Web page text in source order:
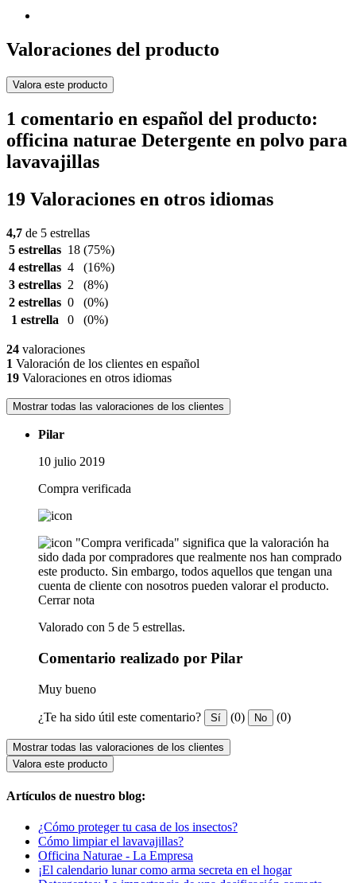
Valoraciones del producto
Valora este producto
1 comentario en español del producto:
officina naturae Detergente en polvo para
lavavajillas
19 Valoraciones en otros idiomas
4,7 de 5 estrellas
5 estrellas 18 (75%)
4 estrellas 4
(16%)
3 estrellas 2
(8%)
2 estrellas 0
(0%)
1 estrella
0 (0%)
24 valoraciones
1 Valoración de los clientes en español
19 Valoraciones en otros idiomas
Mostrar todas las valoraciones de los clientes
Pilar
10 julio 2019
Compra verificada
"Compra verificada" significa que la valoración ha
sido dada por compradores que realmente nos han comprado
este producto. Sin embargo, todos aquellos que tengan una
cuenta de cliente con nosotros pueden valorar el producto.
Cerrar nota
Valorado con 5 de 5 estrellas.
Comentario realizado por Pilar
Muy bueno
¿Te ha sido útil este comentario? Sí (0) No (0)
Mostrar todas las valoraciones de los clientes
Valora este producto
Artículos de nuestro blog:
¿Cómo proteger tu casa de los insectos?
Cómo limpiar el lavavajillas?
Officina Naturae - La Empresa
¡El calendario lunar como arma secreta en el hogar